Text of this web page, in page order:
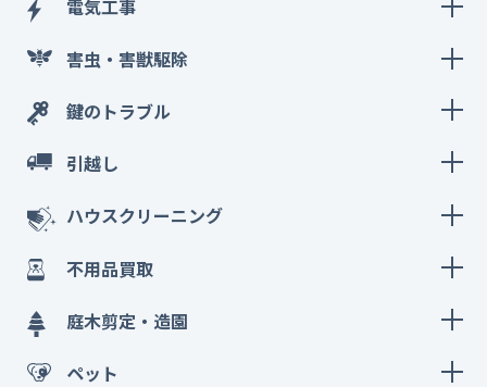
電気工事
害虫・害獣駆除
鍵のトラブル
引越し
ハウスクリーニング
不用品買取
庭木剪定・造園
ペット